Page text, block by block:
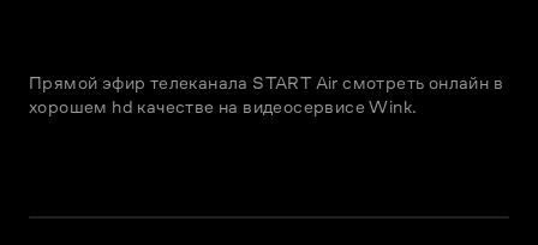
Прямой эфир телеканала START Air смотреть онлайн в
хорошем hd качестве на видеосервисе Wink.